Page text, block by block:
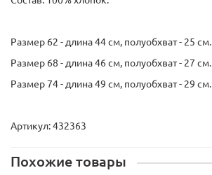
Размер 62 - длина 44 см, полуобхват - 25 см.
Размер 68 - длина 46 см, полуобхват - 27 см.
Размер 74 - длина 49 см, полуобхват - 29 см.
Артикул:432363
Похожие товары